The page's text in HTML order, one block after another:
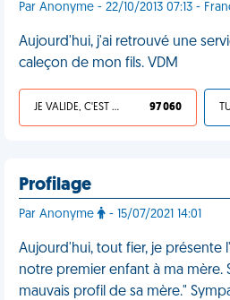
Par Anonyme - 22/10/2013 07:13 -
Aujourd'hui, j'ai retrouvé une
caleçon de mon fils. VDM
JE VALIDE, C'EST UNE VDM 97 060
Profilage
Par Anonyme - 15/07/2021 14:01
Aujourd'hui, tout fier, je présente
notre premier enfant à ma mère.
mauvais profil de sa mère."